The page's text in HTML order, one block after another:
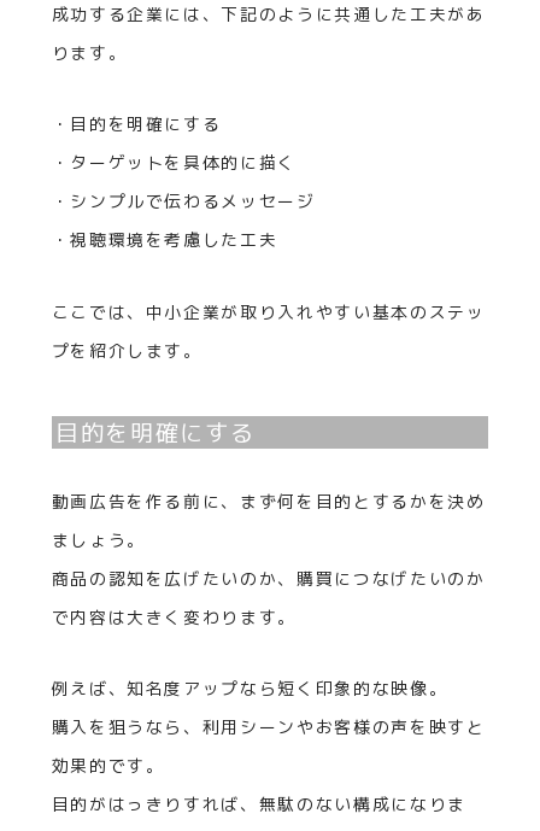
成功する企業には、下記のように共通した工夫があ
ります。
・目的を明確にする
・ターゲットを具体的に描く
・シンプルで伝わるメッセージ
・視聴環境を考慮した工夫
ここでは、中小企業が取り入れやすい基本のステッ
プを紹介します。
目的を明確にする
動画広告を作る前に、まず何を目的とするかを決め
ましょう。
商品の認知を広げたいのか、購買につなげたいのか
で内容は大きく変わります。
例えば、知名度アップなら短く印象的な映像。
購入を狙うなら、利用シーンやお客様の声を映すと
効果的です。
目的がはっきりすれば、無駄のない構成になりま